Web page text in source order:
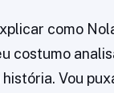
como
costumo
Vou